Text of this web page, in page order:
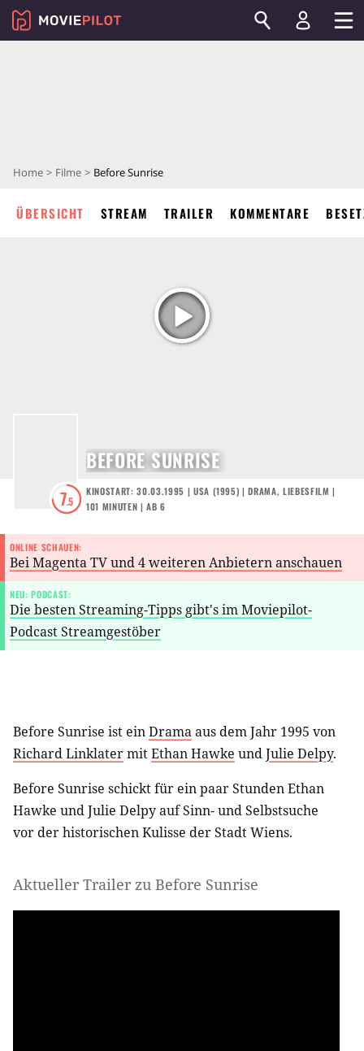
Home Filme Before Sunrise
ÜBERSICHT STREAM TRAILER KOMMENTARE
7.5
BEFORE SUNRISE
KINOSTART: 30.03.1995 | USA (1995) |DRAMA,LIEBESFILM |
101 MINUTEN |AB 6
ONLINE SCHAUEN:
Bei Magenta TV und 4 weiteren Anbietern anschauen
NEU: PODCAST:
Die besten Streaming-Tipps gibt's im Moviepilot-
Podcast Streamgestöber
Before Sunrise ist einDramaaus dem Jahr 1995 von
Richard LinklatermitEthan Hawke undJulie Delpy.
Before Sunrise schickt für ein paar Stunden Ethan
Hawke und Julie Delpy auf Sinn- und Selbstsuche
vor der historischen Kulisse der Stadt Wiens.
Aktueller Trailer zu Before Sunrise